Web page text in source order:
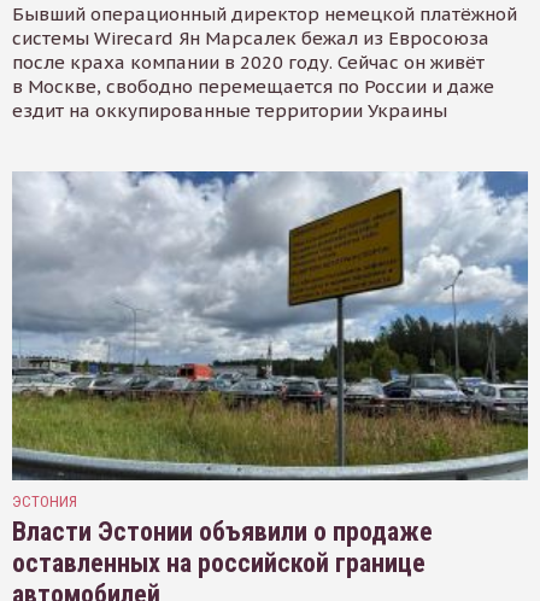
Бывший операционный директор немецкой платёжной
системы Wirecard Ян Марсалек бежал из Евросоюза
после краха компании в 2020 году. Сейчас он живёт
в Москве, свободно перемещается по России и даже
ездит на оккупированные территории Украины
ЭСТОНИЯ
Власти Эстонии объявили о продаже
оставленных на российской границе
автомобилей